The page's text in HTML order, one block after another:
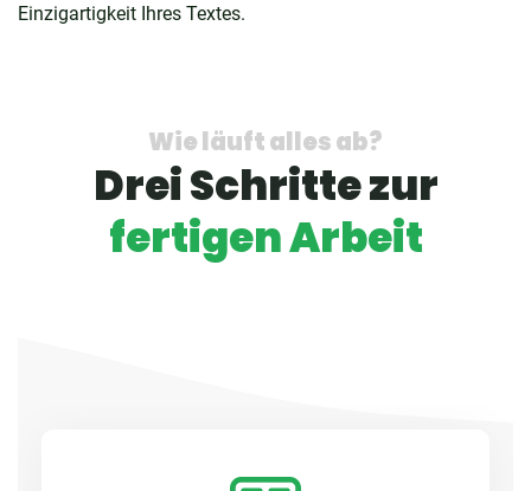
Einzigartigkeit Ihres Textes.
Wie läuft alles ab?
Drei Schritte zur
fertigen Arbeit